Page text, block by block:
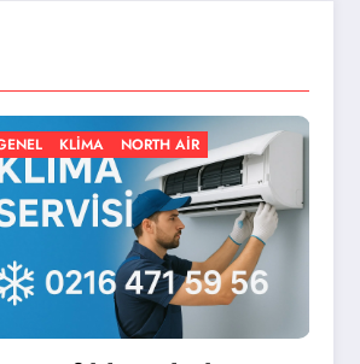
GENEL KLIMA NORTH AIR